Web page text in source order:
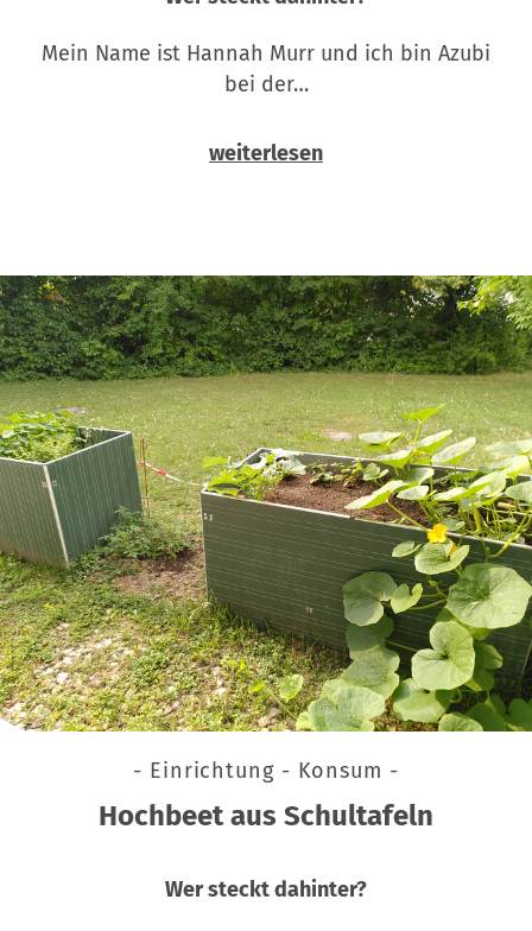
Mein Name ist Hannah Murr und ich bin Azubi
bei der…
weiterlesen
- Einrichtung - Konsum -
Hochbeet aus Schultafeln
Wer steckt dahinter?